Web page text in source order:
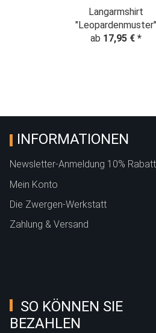
Langarmshirt
"Leopardenmuster"
Animalprint beige
ab 17,95 € *
INFORMATIONEN
Newsletter-Anmeldung 10% Rabatt
Mein Konto
Die Zwergen-Werkstatt
Zahlung & Versand
SO KÖNNEN SIE
BEZAHLEN